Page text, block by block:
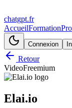
chatgpt.fr
AccueilFormation
Connexion
Retour
VideoFreemium
Elai.io